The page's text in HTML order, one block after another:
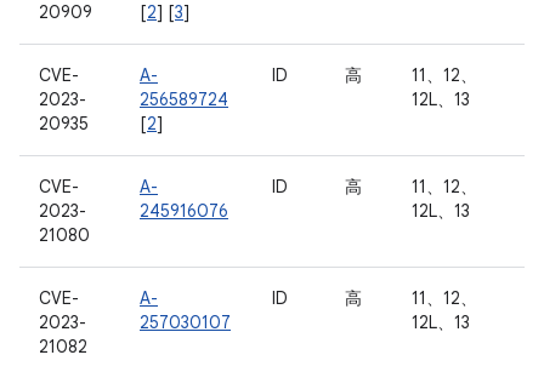
20909
[2] [3]
CVE-
2023-
20935
A-
256589724
[2]
ID 高
11、12、
12L、13
CVE-
2023-
21080
A-
245916076
ID 高
11、12、
12L、13
CVE-
2023-
21082
A-
257030107
ID 高
11、12、
12L、13